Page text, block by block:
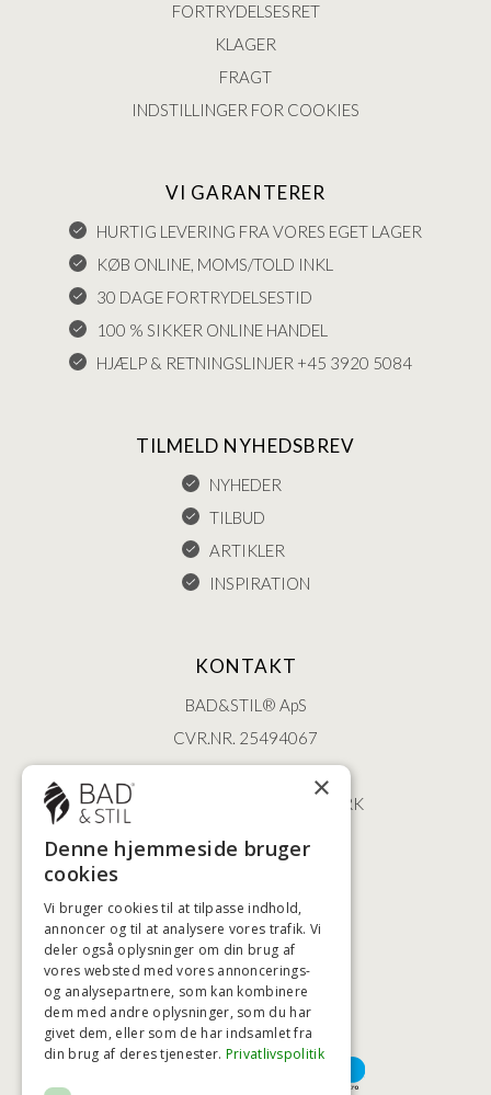
FORTRYDELSESRET
KLAGER
FRAGT
INDSTILLINGER FOR COOKIES
VI GARANTERER
HURTIG LEVERING FRA VORES EGET LAGER
KØB ONLINE, MOMS/TOLD INKL
30 DAGE FORTRYDELSESTID
100 % SIKKER ONLINE HANDEL
HJÆLP & RETNINGSLINJER +45 3920 5084
TILMELD NYHEDSBREV
NYHEDER
TILBUD
ARTIKLER
INSPIRATION
KONTAKT
BAD&STIL® ApS
CVR.NR. 25494067
ØSTERBROGADE 202
2100 KØBENHAVN • DANMARK
+45 3920 5084
HØJESTE KREDITVÆRDIGHED
BETALINGSMULIGHEDER
×
Denne hjemmeside bruger
cookies
Vi bruger cookies til at tilpasse indhold,
annoncer og til at analysere vores trafik. Vi
deler også oplysninger om din brug af
vores websted med vores annoncerings-
og analysepartnere, som kan kombinere
dem med andre oplysninger, som du har
givet dem, eller som de har indsamlet fra
din brug af deres tjenester. Privatlivspolitik